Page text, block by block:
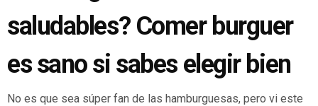
saludables? Comer burguer
es sano si sabes elegir bien
No es que sea súper fan de las hamburguesas, pero vi este